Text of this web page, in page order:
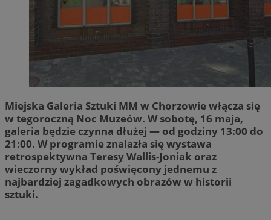
Miejska Galeria Sztuki MM w Chorzowie włącza się
w tegoroczną Noc Muzeów. W sobotę, 16 maja,
galeria będzie czynna dłużej — od godziny 13:00 do
21:00. W programie znalazła się wystawa
retrospektywna Teresy Wallis-Joniak oraz
wieczorny wykład poświęcony jednemu z
najbardziej zagadkowych obrazów w historii
sztuki.